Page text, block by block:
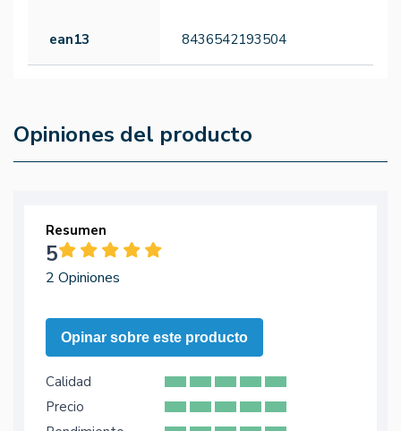
ean13 8436542193504
Opiniones del producto
Resumen
5
2 Opiniones
Opinar sobre este producto
Calidad
Precio